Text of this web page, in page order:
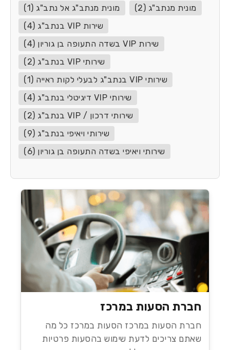
מונית מנתב"ג (2)
מונית מנתב"ג אל נתב"ג (1)
שירות VIP בנתב"ג (4)
שירות VIP בשדה התעופה בן גוריון (4)
שירותי VIP בנתב"ג (2)
שירותי VIP בנתב"ג לבעלי לקות ראייה (1)
שירותי VIP דיגיטלי בנתב"ג (4)
שירותי דרכון / VIP בנתב"ג (2)
שירותי ויאיפי בנתב"ג (9)
שירותי ויאיפי בשדה התעופה בן גוריון (6)
חברת הסעות במרכז
חברת הסעות במרכז הסעות במרכז כל מה
שאתם צריכים לדעת שימוש בהסעות פרטיות